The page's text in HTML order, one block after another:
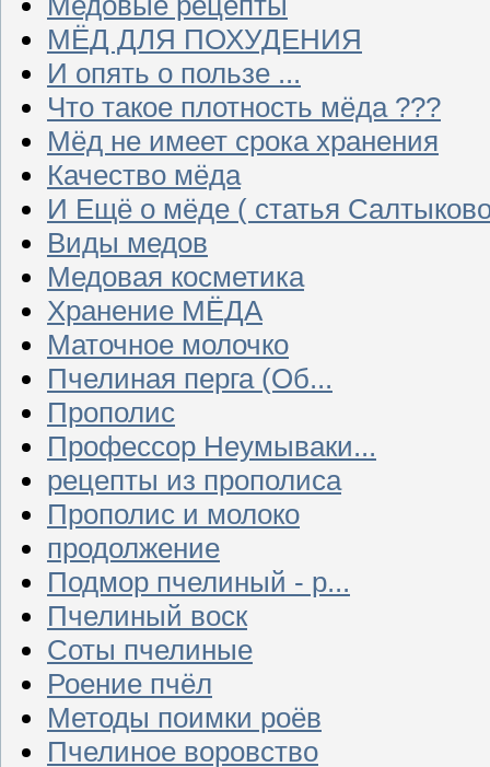
МЁД ДЛЯ ПОХУДЕНИЯ
И опять о пользе ...
Что такое плотность мёда ???
Мёд не имеет срока хранения
Качество мёда
И Ещё о мёде ( статья
Виды медов
Медовая косметика
Хранение МЁДА
Маточное молочко
Пчелиная перга (Об...
Прополис
Профессор Неумываки...
рецепты из прополиса
Прополис и молоко
продолжение
Подмор пчелиный - р...
Пчелиный воск
Соты пчелиные
Роение пчёл
Методы поимки роёв
Пчелиное воровство